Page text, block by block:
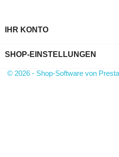
IHR KONTO
SHOP-EINSTELLUNGEN
© 2026 - Shop-Software von